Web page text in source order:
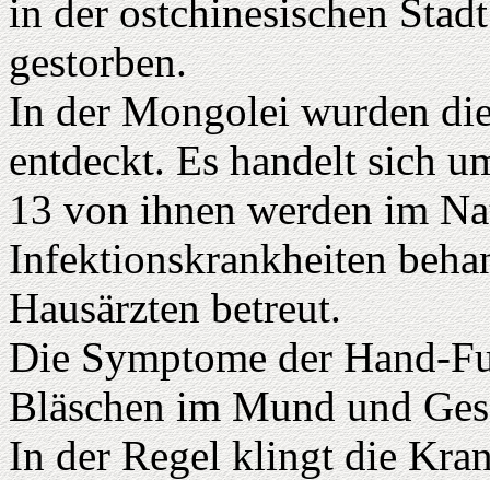
in der ostchinesischen
gestorben.
In der Mongolei wurden
entdeckt. Es handelt sich
13 von ihnen werden im
Infektionskrankheiten
Hausärzten betreut.
Die Symptome der Hand-
Bläschen im Mund und
In der Regel klingt die